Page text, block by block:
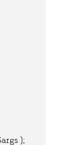
);